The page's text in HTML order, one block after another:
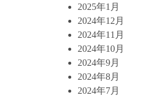
2025年1月
2024年12月
2024年11月
2024年10月
2024年9月
2024年8月
2024年7月